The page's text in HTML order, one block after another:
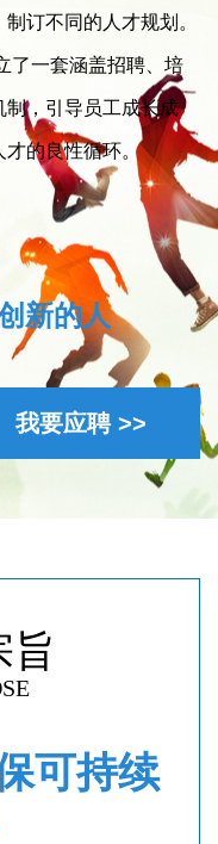
订不同的人才规划。
了一套涵盖招聘、培
制，引导员工成长成
才的良性循环。
新的人
我要应聘 >>
旨
可持续